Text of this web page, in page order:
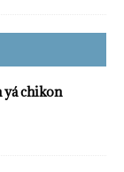
yá chikon